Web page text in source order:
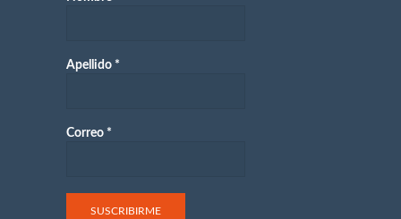
Apellido *
Correo *